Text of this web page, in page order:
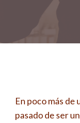
En poco más de
pasado de ser